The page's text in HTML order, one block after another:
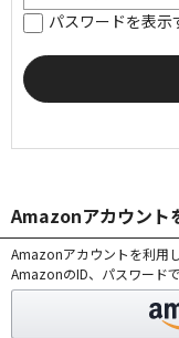
パスワードを表示
Amazonアカウント
Amazonアカウントを利用
AmazonのID、パスワード